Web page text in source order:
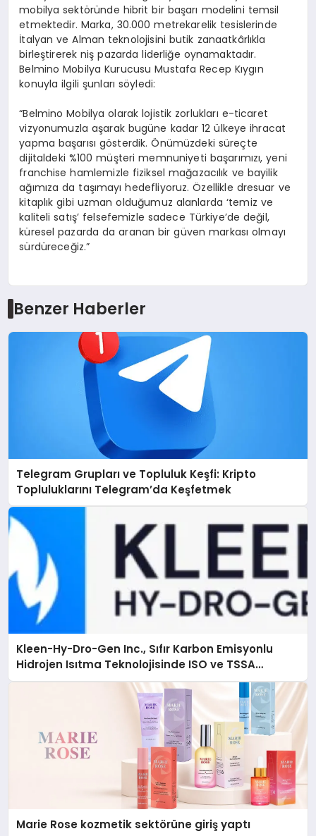
mobilya sektöründe hibrit bir başarı modelini temsil
etmektedir. Marka, 30.000 metrekarelik tesislerinde
İtalyan ve Alman teknolojisini butik zanaatkârlıkla
birleştirerek niş pazarda liderliğe oynamaktadır.
Belmino Mobilya Kurucusu Mustafa Recep Kıygın
konuyla ilgili şunları söyledi:
“Belmino Mobilya olarak lojistik zorlukları e-ticaret
vizyonumuzla aşarak bugüne kadar 12 ülkeye ihracat
yapma başarısı gösterdik. Önümüzdeki süreçte
dijitaldeki %100 müşteri memnuniyeti başarımızı, yeni
franchise hamlemizle fiziksel mağazacılık ve bayilik
ağımıza da taşımayı hedefliyoruz. Özellikle dresuar ve
kitaplık gibi uzman olduğumuz alanlarda ‘temiz ve
kaliteli satış’ felsefemizle sadece Türkiye’de değil,
küresel pazarda da aranan bir güven markası olmayı
sürdüreceğiz.”
Benzer Haberler
Telegram Grupları ve Topluluk Keşfi: Kripto
Topluluklarını Telegram’da Keşfetmek
Kleen-Hy-Dro-Gen Inc., Sıfır Karbon Emisyonlu
Hidrojen Isıtma Teknolojisinde ISO ve TSSA
Düzenleyici Onaylarını Aldı
Marie Rose kozmetik sektörüne giriş yaptı